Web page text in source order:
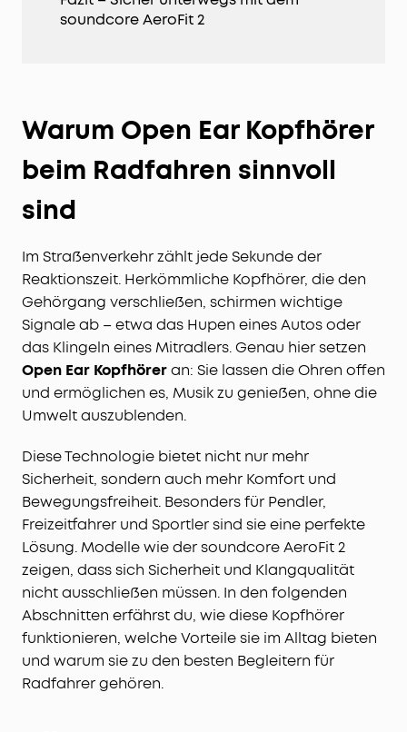
soundcore AeroFit 2
Warum Open Ear Kopfhörer
beim Radfahren sinnvoll
sind
Im Straßenverkehr zählt jede Sekunde der
Reaktionszeit. Herkömmliche Kopfhörer, die den
Gehörgang verschließen, schirmen wichtige
Signale ab – etwa das Hupen eines Autos oder
das Klingeln eines Mitradlers. Genau hier setzen
Open Ear Kopfhöreran: Sie lassen die Ohren offen
und ermöglichen es, Musik zu genießen, ohne die
Umwelt auszublenden.
Diese Technologie bietet nicht nur mehr
Sicherheit, sondern auch mehr Komfort und
Bewegungsfreiheit. Besonders für Pendler,
Freizeitfahrer und Sportler sind sie eine perfekte
Lösung. Modelle wie der soundcore AeroFit 2
zeigen, dass sich Sicherheit und Klangqualität
nicht ausschließen müssen. In den folgenden
Abschnitten erfährst du, wie diese Kopfhörer
funktionieren, welche Vorteile sie im Alltag bieten
und warum sie zu den besten Begleitern für
Radfahrer gehören.